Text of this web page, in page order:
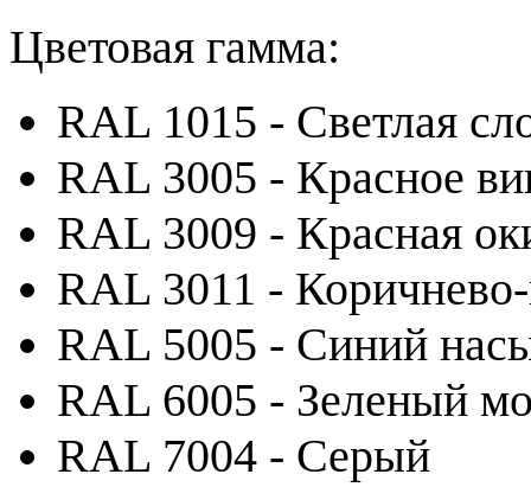
Цветовая гамма:
RAL 1015 - Светлая
RAL 3005 - Красное
RAL 3009 - Красная
RAL 3011 -
RAL 5005 - Синий
RAL 6005 - Зеленый
RAL 7004 - Серый